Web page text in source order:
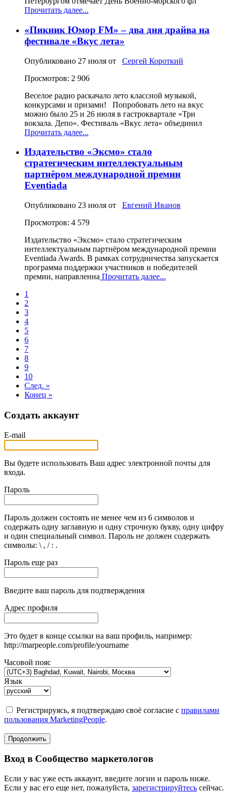
Прочитать далее...
«Пикник Юмор FM» – два дня драйва на
фестивале «Вкус лета»
Опубликовано 27 июля от Сергей Короткий
Просмотров: 2 906
Веселое радио раскачало лето классной музыкой,
конкурсами и призами! Попробовать лето на вкус
можно было 25 и 26 июля в гастроквартале «Три
вокзала. Депо». Фестиваль «Вкус лета» объединил
Прочитать далее...
Издательство «Эксмо» стало
стратегическим интеллектуальным
партнёром международной премии
Eventiada
Опубликовано 23 июля от Евгений Иванов
Просмотров: 4 579
Издательство «Эксмо» стало стратегическим
интеллектуальным партнёром международной премии
Eventiada Awards. В рамках сотрудничества запускается
программа поддержки участников и победителей
премии, направленна Прочитать далее...
1
2
3
4
5
6
7
8
9
10
След. »
Конец »
Создать аккаунт
E-mail
Вы будете использовать Ваш адрес электронной почты для
входа.
Пароль
Пароль должен состоять не менее чем из 6 символов и
содержать одну заглавную и одну строчную букву, одну цифру
и один специальный символ. Пароль не должен содержать
символы: \ , / : .
Пароль еще раз
Введите ваш пароль для подтверждения
Адрес профиля
Это будет в конце ссылки на ваш профиль, например:
http://marpeople.com/profile/yourname
Часовой пояс
Язык
Регистрируясь, я подтверждаю своё согласие с правилами
пользования MarketingPeople.
Продолжить
Вход в Сообщество маркетологов
Если у вас уже есть аккаунт, введите логин и пароль ниже.
Если у вас его еще нет, пожалуйста, зарегистрируйтесь сейчас.